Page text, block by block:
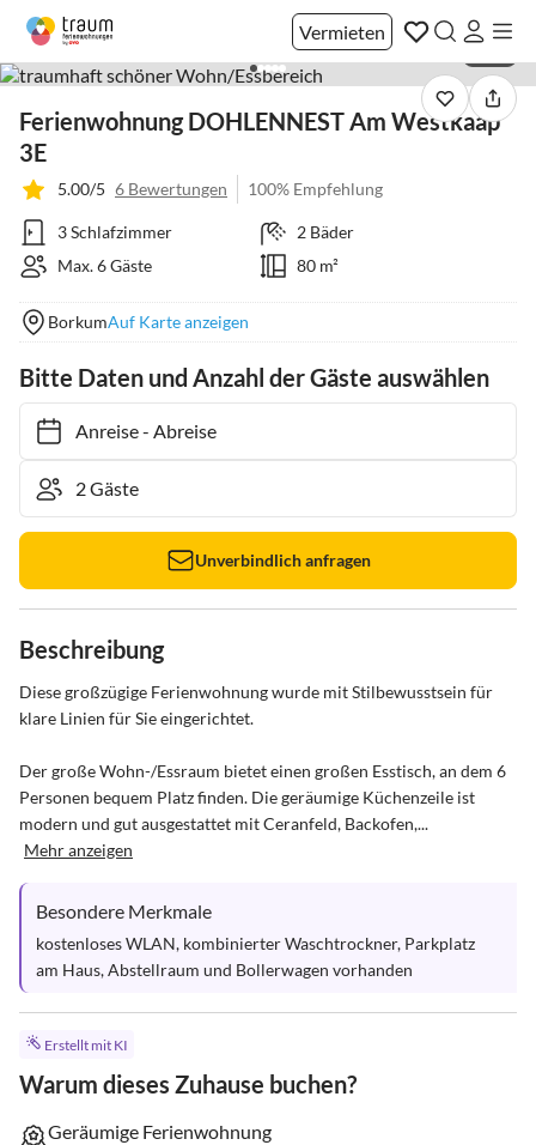
Vermieten
Ferienwohnung DOHLENNEST Am Westkaap
3E
5.00/5 6 Bewertungen 100% Empfehlung
3 Schlafzimmer
2 Bäder
Max. 6 Gäste
80 m²
BorkumAuf Karte anzeigen
Bitte Daten und Anzahl der Gäste auswählen
Anreise- Abreise
Unverbindlich anfragen
Beschreibung
Diese großzügige Ferienwohnung wurde mit Stilbewusstsein für
klare Linien für Sie eingerichtet.
Der große Wohn-/Essraum bietet einen großen Esstisch, an dem 6
Personen bequem Platz finden. Die geräumige Küchenzeile ist
modern und gut ausgestattet mit Ceranfeld, Backofen,...
Mehr anzeigen
Besondere Merkmale
kostenloses WLAN, kombinierter Waschtrockner, Parkplatz
am Haus, Abstellraum und Bollerwagen vorhanden
Erstellt mit KI
Warum dieses Zuhause buchen?
Geräumige Ferienwohnung